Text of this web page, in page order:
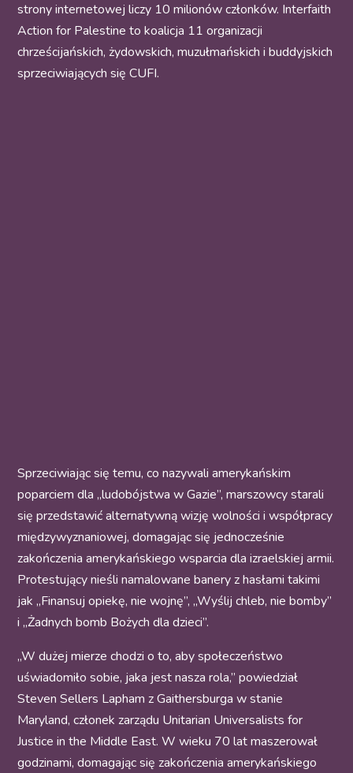
strony internetowej liczy 10 milionów członków. Interfaith
Action for Palestine to koalicja 11 organizacji
chrześcijańskich, żydowskich, muzułmańskich i buddyjskich
sprzeciwiających się CUFI.
Sprzeciwiając się temu, co nazywali amerykańskim
poparciem dla „ludobójstwa w Gazie”, marszowcy starali
się przedstawić alternatywną wizję wolności i współpracy
międzywyznaniowej, domagając się jednocześnie
zakończenia amerykańskiego wsparcia dla izraelskiej armii.
Protestujący nieśli namalowane banery z hasłami takimi
jak „Finansuj opiekę, nie wojnę”, „Wyślij chleb, nie bomby”
i „Żadnych bomb Bożych dla dzieci”.
„W dużej mierze chodzi o to, aby społeczeństwo
uświadomiło sobie, jaka jest nasza rola,” powiedział
Steven Sellers Lapham z Gaithersburga w stanie
Maryland, członek zarządu Unitarian Universalists for
Justice in the Middle East. W wieku 70 lat maszerował
godzinami, domagając się zakończenia amerykańskiego